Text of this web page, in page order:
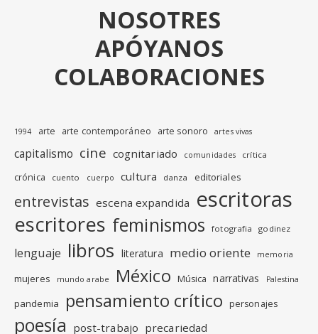
NOSOTRES
APÓYANOS
COLABORACIONES
1994 arte arte contemporáneo arte sonoro artes vivas
capitalismo cine cognitariado comunidades crítica
crónica cuento cuerpo cultura danza editoriales
entrevistas escena expandida escritoras
escritores feminismos fotografia godinez
lenguaje libros literatura medio oriente memoria
mujeres mundo arabe México Música narrativas Palestina
pandemia pensamiento crítico personajes
poesía post-trabajo precariedad